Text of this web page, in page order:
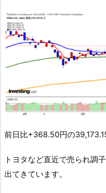
前日比+368.50円の
トヨタなど直近で売られ調
出てきています。